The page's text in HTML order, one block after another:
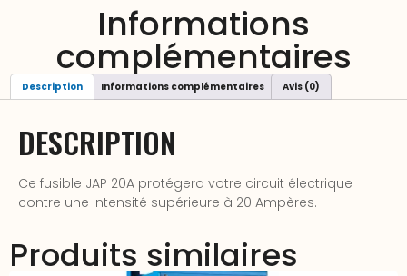
Informations
complémentaires
Description Informations complémentaires Avis (0)
DESCRIPTION
Ce fusible JAP 20A protégera votre circuit électrique
contre une intensité supérieure à 20 Ampères.
Produits similaires